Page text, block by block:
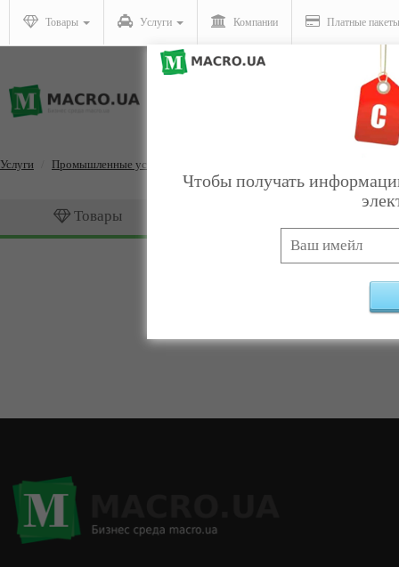
Товары Услуги Компании Платные пакеты
Услуги Промышленные услуги
Товары
Гравировальные работы
Чтобы получать